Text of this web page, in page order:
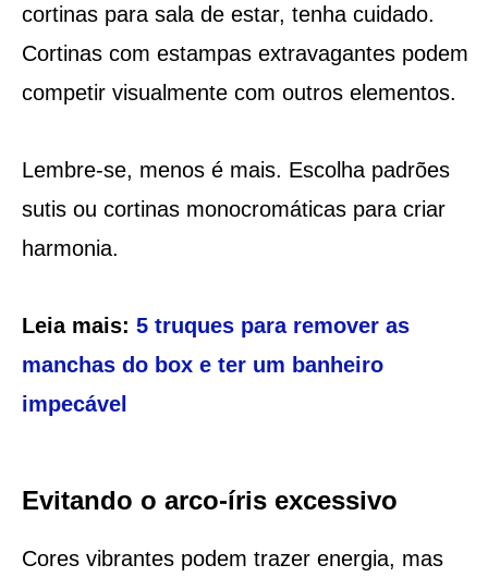
cortinas para sala de estar, tenha cuidado.
Cortinas com estampas extravagantes podem
competir visualmente com outros elementos.
Lembre-se, menos é mais. Escolha padrões
sutis ou cortinas monocromáticas para criar
harmonia.
Leia mais: 5 truques para remover as
manchas do box e ter um banheiro
impecável
Evitando o arco-íris excessivo
Cores vibrantes podem trazer energia, mas